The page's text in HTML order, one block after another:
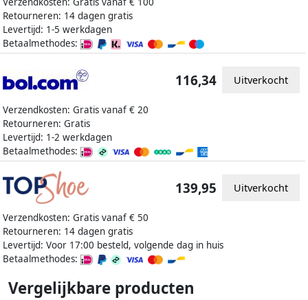
Retourneren: 14 dagen gratis
Levertijd: 1-5 werkdagen
Betaalmethodes:
Verzendkosten: Gratis vanaf € 20
Retourneren: Gratis
Levertijd: 1-2 werkdagen
Betaalmethodes:
116,34 Uitverkocht
Verzendkosten: Gratis vanaf € 50
Retourneren: 14 dagen gratis
Levertijd: Voor 17:00 besteld, volgende dag in huis
Betaalmethodes:
139,95 Uitverkocht
Vergelijkbare producten